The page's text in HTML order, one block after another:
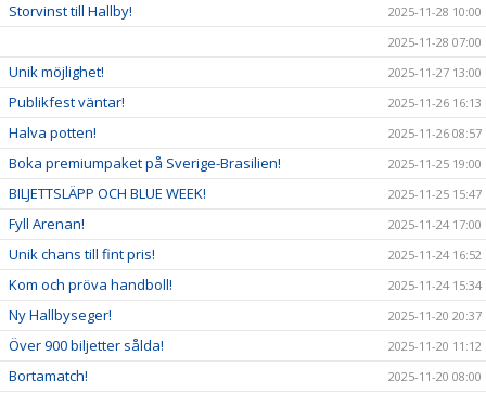
Storvinst till Hallby!
2025-11-28 10:00
2025-11-28 07:00
Unik möjlighet! 2025-11-27 13:00
Publikfest väntar! 2025-11-26 16:13
Halva potten! 2025-11-26 08:57
Boka premiumpaket på Sverige-Brasilien! 2025-11-25 19:00
BILJETTSLÄPP OCH BLUE WEEK! 2025-11-25 15:47
Fyll Arenan! 2025-11-24 17:00
Unik chans till fint pris! 2025-11-24 16:52
Kom och pröva handboll! 2025-11-24 15:34
Ny Hallbyseger! 2025-11-20 20:37
Över 900 biljetter sålda! 2025-11-20 11:12
Bortamatch! 2025-11-20 08:00